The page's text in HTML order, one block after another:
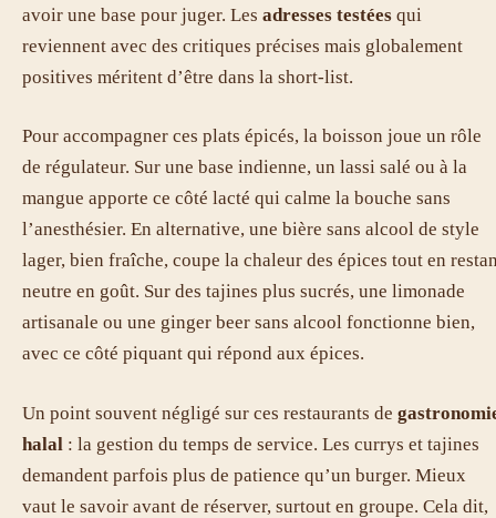
avoir une base pour juger. Les adresses testées qui
reviennent avec des critiques précises mais globalement
positives méritent d’être dans la short-list.
Pour accompagner ces plats épicés, la boisson joue un rôle
de régulateur. Sur une base indienne, un lassi salé ou à la
mangue apporte ce côté lacté qui calme la bouche sans
l’anesthésier. En alternative, une bière sans alcool de style
lager, bien fraîche, coupe la chaleur des épices tout en
neutre en goût. Sur des tajines plus sucrés, une limonade
artisanale ou une ginger beer sans alcool fonctionne bien,
avec ce côté piquant qui répond aux épices.
Un point souvent négligé sur ces restaurants de
halal : la gestion du temps de service. Les currys et tajines
demandent parfois plus de patience qu’un burger. Mieux
vaut le savoir avant de réserver, surtout en groupe. Cela dit,